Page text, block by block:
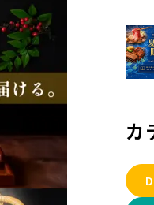
カ